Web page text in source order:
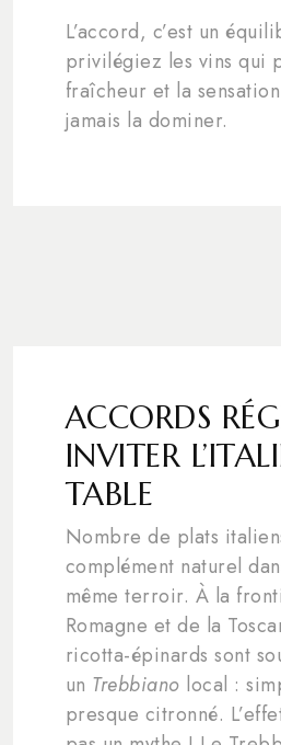
L’accord, c’est un
privilégiez les vins qui
fraîcheur et la
jamais la dominer.
ACCORDS
INVITER
TABLE
Nombre de plats
complément naturel
même terroir. À la
Romagne et de la
ricotta-épinards sont
un Trebbiano local :
presque citronné.